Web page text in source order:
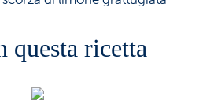
questa ricetta